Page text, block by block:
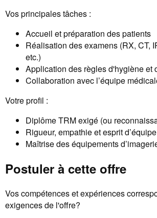
Vos principales tâches :
Accueil et préparation des patients
Réalisation des examens (RX, CT,
etc.)
Application des règles d'hygiène et
Collaboration avec l’équipe
Votre profil :
Diplôme TRM exigé (ou
Rigueur, empathie et esprit d’équipe
Maîtrise des équipements
Postuler à cette offre
Vos compétences et expériences
exigences de l'offre?